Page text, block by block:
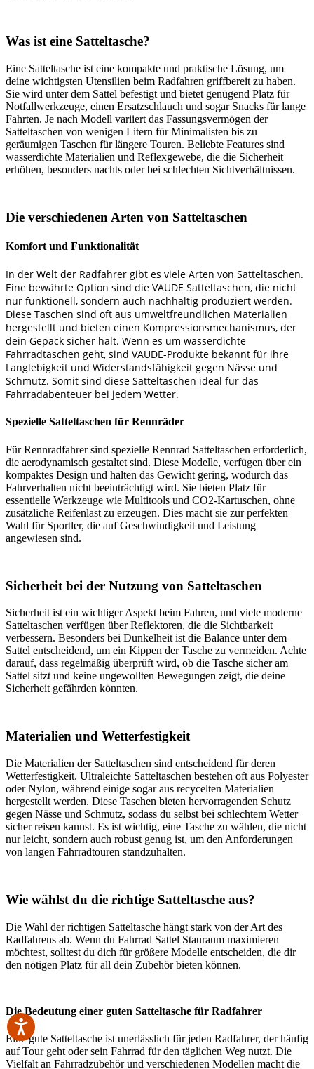
Was ist eine Satteltasche?
Eine Satteltasche ist eine kompakte und praktische Lösung, um
deine wichtigsten Utensilien beim Radfahren griffbereit zu haben.
Sie wird unter dem Sattel befestigt und bietet genügend Platz für
Notfallwerkzeuge, einen Ersatzschlauch und sogar Snacks für lange
Fahrten. Je nach Modell variiert das Fassungsvermögen der
Satteltaschen von wenigen Litern für Minimalisten bis zu
geräumigen Taschen für längere Touren. Beliebte Features sind
wasserdichte Materialien und Reflexgewebe, die die Sicherheit
erhöhen, besonders nachts oder bei schlechten Sichtverhältnissen.
Die verschiedenen Arten von Satteltaschen
Komfort und Funktionalität
In der Welt der Radfahrer gibt es viele Arten von Satteltaschen.
Eine bewährte Option sind die VAUDE Satteltaschen, die nicht
nur funktionell, sondern auch nachhaltig produziert werden.
Diese Taschen sind oft aus umweltfreundlichen Materialien
hergestellt und bieten einen Kompressionsmechanismus, der
dein Gepäck sicher hält. Wenn es um wasserdichte
Fahrradtaschen geht, sind VAUDE-Produkte bekannt für ihre
Langlebigkeit und Widerstandsfähigkeit gegen Nässe und
Schmutz. Somit sind diese Satteltaschen ideal für das
Fahrradabenteuer bei jedem Wetter.
Spezielle Satteltaschen für Rennräder
Für Rennradfahrer sind spezielle Rennrad Satteltaschen erforderlich,
die aerodynamisch gestaltet sind. Diese Modelle, verfügen über ein
kompaktes Design und halten das Gewicht gering, wodurch das
Fahrverhalten nicht beeinträchtigt wird. Sie bieten Platz für
essentielle Werkzeuge wie Multitools und CO2-Kartuschen, ohne
zusätzliche Reifenlast zu erzeugen. Dies macht sie zur perfekten
Wahl für Sportler, die auf Geschwindigkeit und Leistung
angewiesen sind.
Sicherheit bei der Nutzung von Satteltaschen
Sicherheit ist ein wichtiger Aspekt beim Fahren, und viele moderne
Satteltaschen verfügen über Reflektoren, die die Sichtbarkeit
verbessern. Besonders bei Dunkelheit ist die Balance unter dem
Sattel entscheidend, um ein Kippen der Tasche zu vermeiden. Achte
darauf, dass regelmäßig überprüft wird, ob die Tasche sicher am
Sattel sitzt und keine ungewollten Bewegungen zeigt, die deine
Sicherheit gefährden könnten.
Materialien und Wetterfestigkeit
Die Materialien der Satteltaschen sind entscheidend für deren
Wetterfestigkeit. Ultraleichte Satteltaschen bestehen oft aus Polyester
oder Nylon, während einige sogar aus recycelten Materialien
hergestellt werden. Diese Taschen bieten hervorragenden Schutz
gegen Nässe und Schmutz, sodass du selbst bei schlechtem Wetter
sicher reisen kannst. Es ist wichtig, eine Tasche zu wählen, die nicht
nur leicht, sondern auch robust genug ist, um den Anforderungen
von langen Fahrradtouren standzuhalten.
Wie wählst du die richtige Satteltasche aus?
Die Wahl der richtigen Satteltasche hängt stark von der Art des
Radfahrens ab. Wenn du Fahrrad Sattel Stauraum maximieren
möchtest, solltest du dich für größere Modelle entscheiden, die dir
den nötigen Platz für all dein Zubehör bieten können.
Die Bedeutung einer guten Satteltasche für Radfahrer
Eine gute Satteltasche ist unerlässlich für jeden Radfahrer, der häufig
auf Tour geht oder sein Fahrrad für den täglichen Weg nutzt. Die
Vielfalt an Fahrradzubehör und verschiedenen Modellen macht die